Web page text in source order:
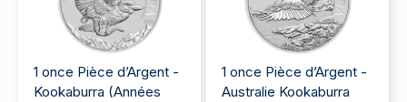
1 once Pièce d’Argent -
Kookaburra (Années
1 once Pièce d’Argent -
Australie Kookaburra